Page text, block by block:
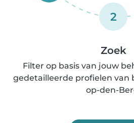
2
Zoek
Filter op basis van jouw
gedetailleerde profielen van
op-den-